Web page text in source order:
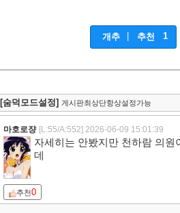
개추 추천 1
[숨덕모드설정] 게시판최상단항상설정가능
마호로쟝 [L:55/A:552] 2026-06-09 15:01:39
자세히는 안봤지만 천하람 의원
데
추천0